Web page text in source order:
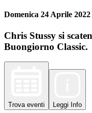
Domenica 24 Aprile 2022
Chris Stussy si
Buongiorno Classic.
Trova eventi Leggi Info